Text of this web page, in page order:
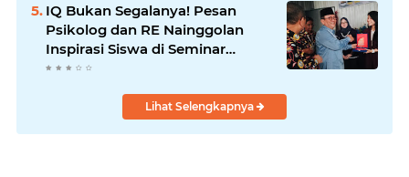
IQ Bukan Segalanya! Pesan
Psikolog dan RE Nainggolan
Inspirasi Siswa di Seminar
MPKW
Lihat Selengkapnya